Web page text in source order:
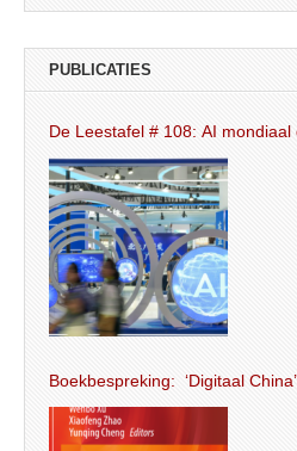
PUBLICATIES
De Leestafel # 108:
Boekbespreking: ‘Digitaal China’